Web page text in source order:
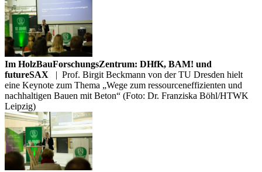
Im HolzBauForschungsZentrum: DHfK, BAM! und
futureSAX | Prof. Birgit Beckmann von der TU Dresden hielt
eine Keynote zum Thema „Wege zum ressourceneffizienten und
nachhaltigen Bauen mit Beton“ (Foto: Dr. Franziska Böhl/HTWK
Leipzig)